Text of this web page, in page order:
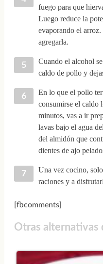
fuego para que
Luego reduce la
evaporando el arroz.
agregarla.
Cuando el alcohol
caldo de pollo y
En lo que el pollo
consumirse el caldo
minutos, vas a ir
lavas bajo el agua
del almidón que
dientes de ajo
Una vez cocino,
raciones y a
[fbcomments]
Otras alternativas